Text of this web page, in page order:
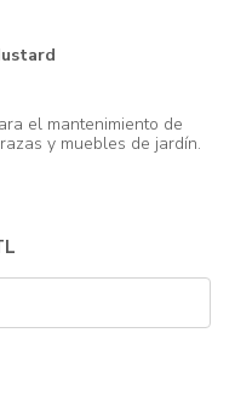
el mantenimiento de